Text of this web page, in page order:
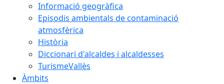
Informació geogràfica
Episodis ambientals de contaminació
atmosfèrica
Història
Diccionari d'alcaldes i alcaldesses
TurismeVallès
Àmbits